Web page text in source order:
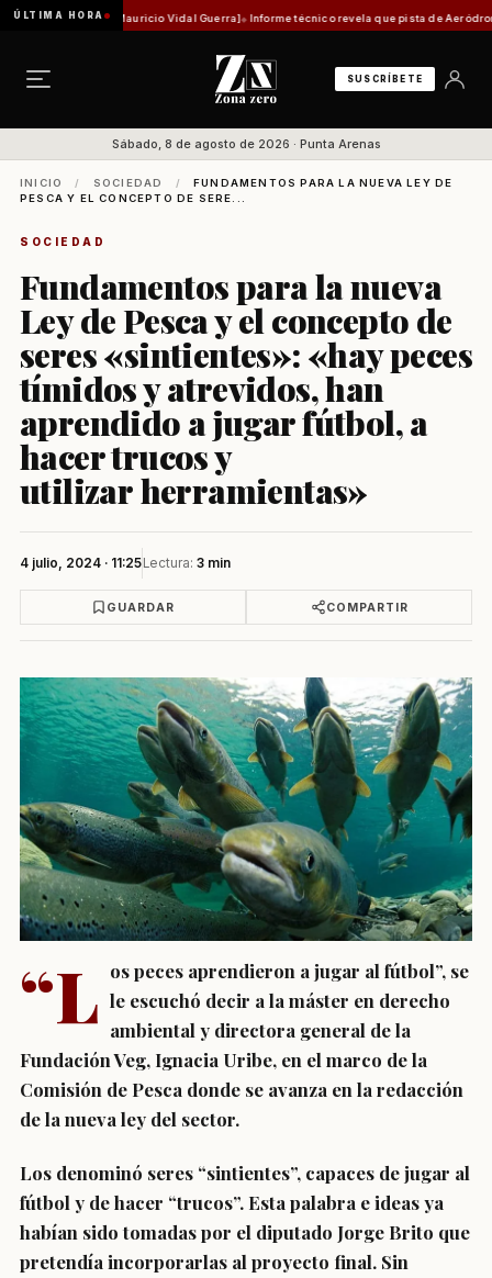
ÚLTIMA HORA
[Por Mauricio Vidal Guerra] Informe técnico revela que pista de Aeródromo de
SUSCRÍBETE
Sábado, 8 de agosto de 2026 · Punta Arenas
INICIO / SOCIEDAD /
FUNDAMENTOS PARA LA NUEVA LEY DE
PESCA Y EL CONCEPTO DE SERE...
SOCIEDAD
Fundamentos para la nueva
Ley de Pesca y el concepto de
seres «sintientes»: «hay peces
tímidos y atrevidos, han
aprendido a jugar fútbol, a
hacer trucos y
utilizar herramientas»
4 julio, 2024 · 11:25Lectura: 3 min
GUARDAR COMPARTIR
“L os peces aprendieron a jugar al fútbol”, se
le escuchó decir a la máster en derecho
ambiental y directora general de la
Fundación Veg, Ignacia Uribe, en el marco de la
Comisión de Pesca donde se avanza en la redacción
de la nueva ley del sector.
Los denominó seres “sintientes”, capaces de jugar al
fútbol y de hacer “trucos”. Esta palabra e ideas ya
habían sido tomadas por el diputado Jorge Brito que
pretendía incorporarlas al proyecto final. Sin